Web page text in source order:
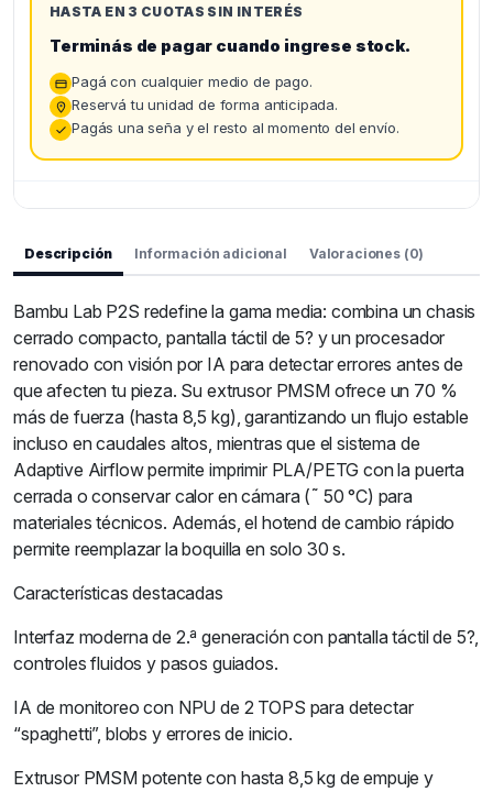
HASTA EN 3 CUOTAS SIN INTERÉS
Terminás de pagar cuando ingrese stock.
Pagá con cualquier medio de pago.
Reservá tu unidad de forma anticipada.
Pagás una seña y el resto al momento del envío.
Descripción Información adicional Valoraciones (0)
Bambu Lab P2S redefine la gama media: combina un chasis
cerrado compacto, pantalla táctil de 5? y un procesador
renovado con visión por IA para detectar errores antes de
que afecten tu pieza. Su extrusor PMSM ofrece un 70 %
más de fuerza (hasta 8,5 kg), garantizando un flujo estable
incluso en caudales altos, mientras que el sistema de
Adaptive Airflow permite imprimir PLA/PETG con la puerta
cerrada o conservar calor en cámara (˜ 50 °C) para
materiales técnicos. Además, el hotend de cambio rápido
permite reemplazar la boquilla en solo 30 s.
Características destacadas
Interfaz moderna de 2.ª generación con pantalla táctil de 5?,
controles fluidos y pasos guiados.
IA de monitoreo con NPU de 2 TOPS para detectar
“spaghetti”, blobs y errores de inicio.
Extrusor PMSM potente con hasta 8,5 kg de empuje y